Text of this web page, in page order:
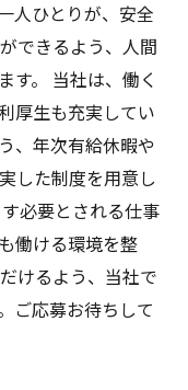
人ひとりが、安全
できるよう、人間
す。 当社は、働く
厚生も充実してい
、年次有給休暇や
した制度を用意し
必要とされる仕事
働ける環境を整
けるよう、当社で
ご応募お待ちして